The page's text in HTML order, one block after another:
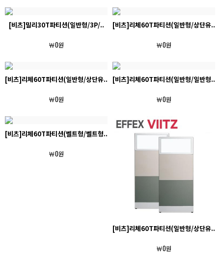
[비츠]밀리30T파티션(일반형/3P/..
￦0원
[비츠]리체60T파티션(일반형/상단유..
￦0원
[비츠]리체60T파티션(일반형/상단유..
￦0원
[비츠]리체60T파티션(일반형/일반형..
￦0원
[비츠]리체60T파티션(벨트형/벨트형..
￦0원
[비츠]리체60T파티션(일반형/상단유..
￦0원